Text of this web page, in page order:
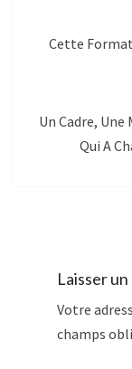
Cette
Un Cadre,
Qui A
Laisser
Votre
champs